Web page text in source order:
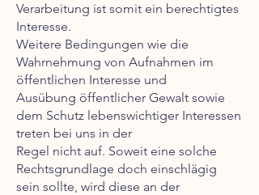
Verarbeitung ist somit ein berechtigtes
Interesse.
Weitere Bedingungen wie die
Wahrnehmung von Aufnahmen im
öffentlichen Interesse und
Ausübung öffentlicher Gewalt sowie
dem Schutz lebenswichtiger Interessen
treten bei uns in der
Regel nicht auf. Soweit eine solche
Rechtsgrundlage doch einschlägig
sein sollte, wird diese an der